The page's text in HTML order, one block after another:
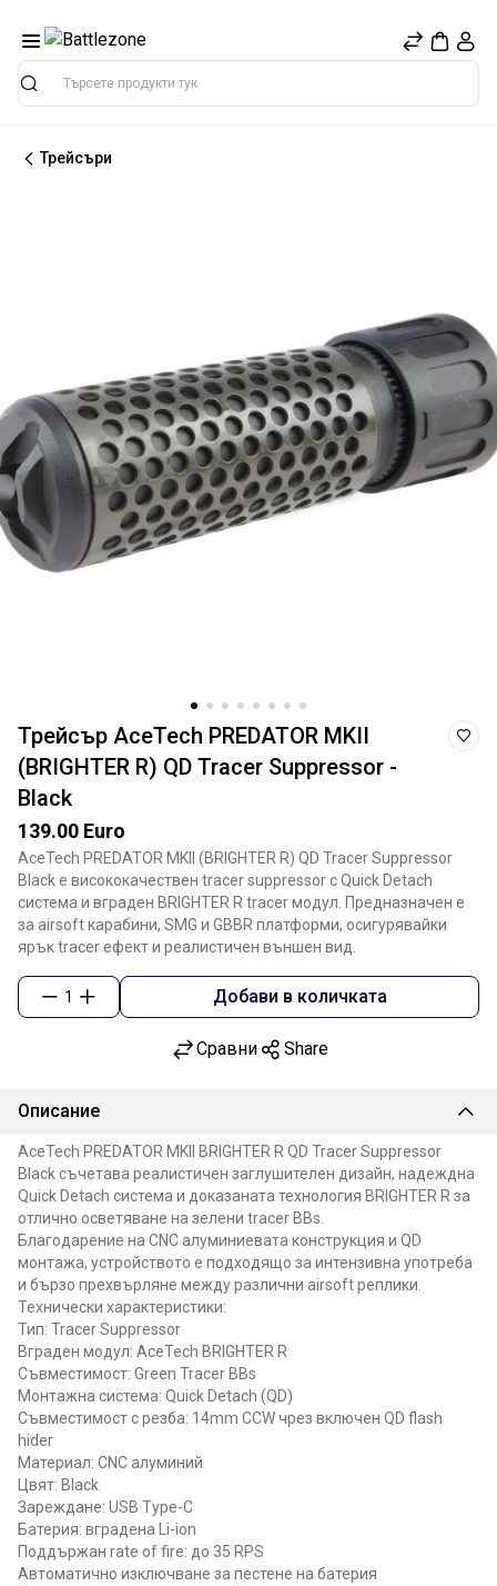
Търсене
Трейсъри
Трейсър AceTech PREDATOR MKII
(BRIGHTER R) QD Tracer Suppressor -
Black
139.00 Euro
AceTech PREDATOR MKII (BRIGHTER R) QD Tracer Suppressor
Black е висококачествен tracer suppressor с Quick Detach
система и вграден BRIGHTER R tracer модул. Предназначен е
за airsoft карабини, SMG и GBBR платформи, осигурявайки
ярък tracer ефект и реалистичен външен вид.
1 Добави в количката
Сравни Share
Описание
AceTech PREDATOR MKII BRIGHTER R QD Tracer Suppressor
Black съчетава реалистичен заглушителен дизайн, надеждна
Quick Detach система и доказаната технология BRIGHTER R за
отлично осветяване на зелени tracer BBs.
Благодарение на CNC алуминиевата конструкция и QD
монтажа, устройството е подходящо за интензивна употреба
и бързо прехвърляне между различни airsoft реплики.
Технически характеристики:
Тип: Tracer Suppressor
Вграден модул: AceTech BRIGHTER R
Съвместимост: Green Tracer BBs
Монтажна система: Quick Detach (QD)
Съвместимост с резба: 14mm CCW чрез включен QD flash
hider
Материал: CNC алуминий
Цвят: Black
Зареждане: USB Type-C
Батерия: вградена Li-ion
Поддържан rate of fire: до 35 RPS
Автоматично изключване за пестене на батерия